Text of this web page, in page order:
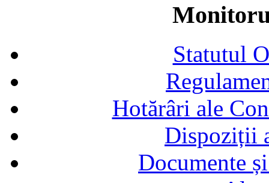
Statutul
Hotărâri ale
Dispoziții
Documente